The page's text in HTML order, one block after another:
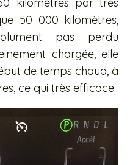
50 000 kilomètres,
pas perdu
chargée, elle
de temps chaud, à
ce qui très efficace.